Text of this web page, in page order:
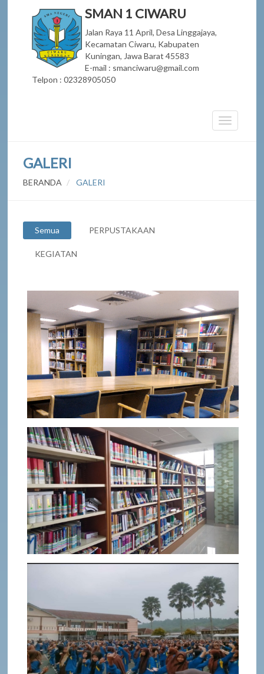
SMAN 1 CIWARU
Jalan Raya 11 April, Desa Linggajaya,
Kecamatan Ciwaru, Kabupaten
Kuningan, Jawa Barat 45583
E-mail : smanciwaru@gmail.com
Telpon : 02328905050
GALERI
BERANDA GALERI
Semua PERPUSTAKAAN
KEGIATAN